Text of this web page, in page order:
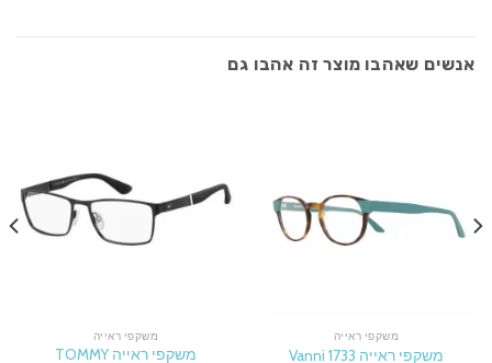
אנשים שאהבו מוצר זה אהבו גם
משקפי ראייה
משקפי ראייה 1733 Vanni
משקפי ראייה
משקפי ראייה TOMMY